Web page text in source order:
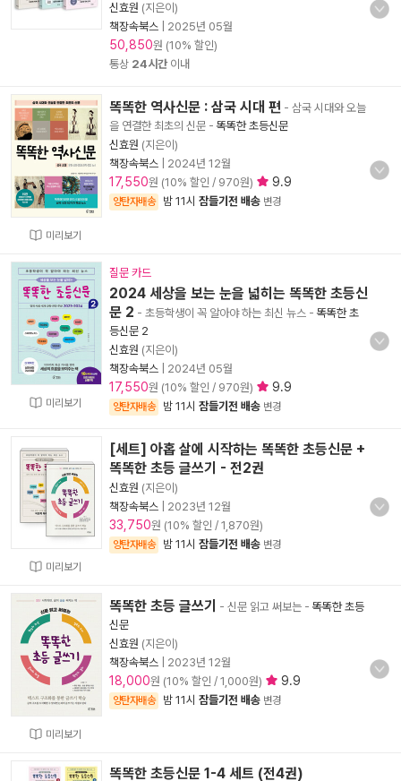
신효원 (지은이)
책장속북스
2025년 05월
50,850원 (10% 할인)
통상 24시간이내
미리보기
똑똑한 역사신문 : 삼국 시대 편 - 삼국 시대와 오늘
을 연결한 최초의 신문 - 똑똑한 초등신문
신효원 (지은이)
책장속북스
2024년 12월
17,550원 (10% 할인 / 970원) 9.9
양탄자배송 밤 11시 잠들기전 배송 변경
미리보기
질문 카드
2024 세상을 보는 눈을 넓히는 똑똑한 초등신
문 2 - 초등학생이 꼭 알아야 하는 최신 뉴스 - 똑똑한 초
등신문 2
신효원 (지은이)
책장속북스
2024년 05월
17,550원 (10% 할인 / 970원) 9.9
양탄자배송 밤 11시 잠들기전 배송 변경
미리보기
[세트] 아홉 살에 시작하는 똑똑한 초등신문 +
똑똑한 초등 글쓰기 - 전2권
신효원 (지은이)
책장속북스
2023년 12월
33,750원 (10% 할인 / 1,870원)
양탄자배송 밤 11시 잠들기전 배송 변경
미리보기
똑똑한 초등 글쓰기 - 신문 읽고 써보는 - 똑똑한 초등
신문
신효원 (지은이)
책장속북스
2023년 12월
18,000원 (10% 할인 / 1,000원) 9.9
양탄자배송 밤 11시 잠들기전 배송 변경
똑똑한 초등신문 1-4 세트 (전4권)